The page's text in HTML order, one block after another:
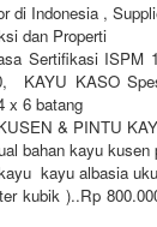
di Indonesia ,
dan Properti
Sertifikasi ISPM
KAYU KASO
x 6 batang
& PINTU
bahan kayu kusen
kayu albasia
kubik )..Rp